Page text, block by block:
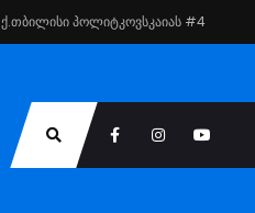
ქ.თბილისი პოლიტკოვსკაიას #4